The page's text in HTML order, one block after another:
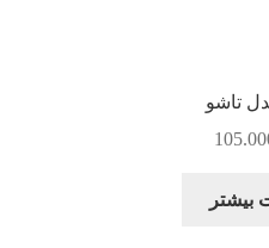
تاشو
بیشتر